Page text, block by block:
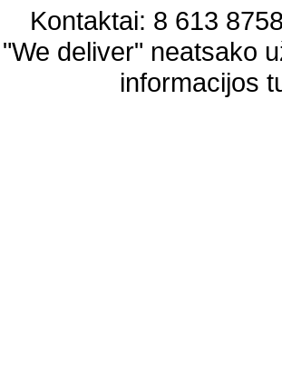
Kontaktai: 8 613
deliver" neatsako
informacijos